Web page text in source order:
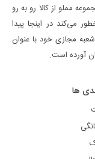
مملو از کالا رو به رو
می‌کند در اینجا پیدا
مجازی خود با عنوان
آورده است.
ها